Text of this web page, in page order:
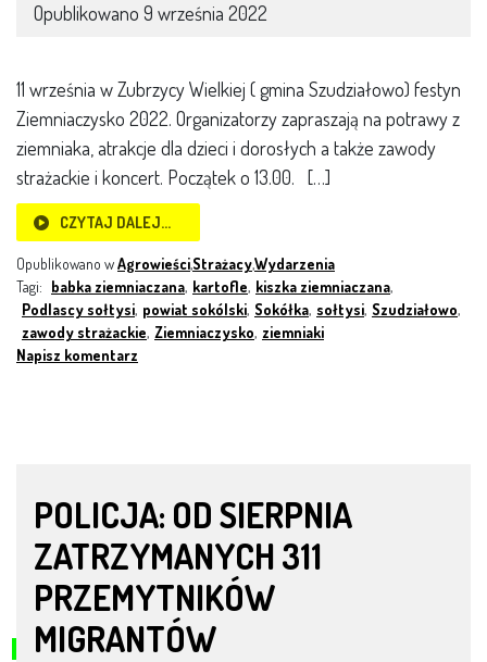
Opublikowano 9 września 2022
11 września w Zubrzycy Wielkiej ( gmina Szudziałowo) festyn
Ziemniaczysko 2022. Organizatorzy zapraszają na potrawy z
ziemniaka, atrakcje dla dzieci i dorosłych a także zawody
strażackie i koncert. Początek o 13.00. […]
CZYTAJ DALEJ…
Opublikowano wAgrowieści,Strażacy,Wydarzenia
Tagi: babka ziemniaczana, kartofle, kiszka ziemniaczana,
Podlascy sołtysi, powiat sokólski, Sokółka, sołtysi, Szudziałowo,
zawody strażackie, Ziemniaczysko, ziemniaki
Napisz komentarz
POLICJA: OD SIERPNIA
ZATRZYMANYCH 311
PRZEMYTNIKÓW
MIGRANTÓW